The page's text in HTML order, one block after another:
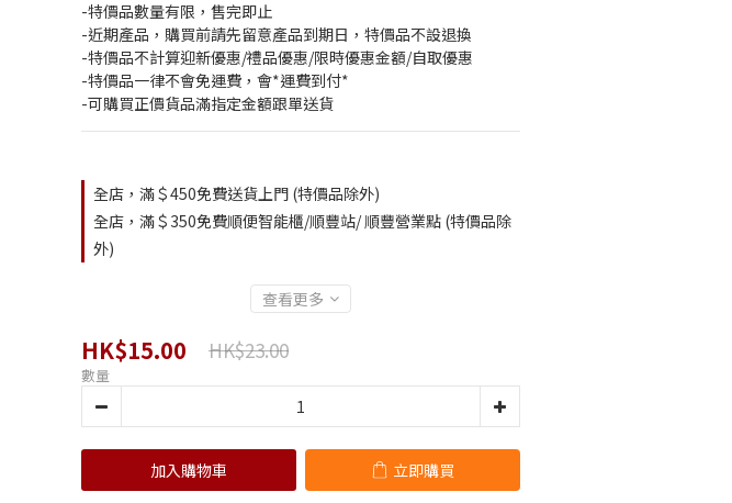
-特價品數量有限，售完即止
-近期產品，購買前請先留意產品到期日，特價品不設退換
-特價品不計算迎新優惠/禮品優惠/限時優惠金額/自取優惠
-特價品一律不會免運費，會*運費到付*
-可購買正價貨品滿指定金額跟單送貨
全店，滿＄450免費送貨上門 (特價品除外)
全店，滿＄350免費順便智能櫃/順豐站/ 順豐營業點 (特價品除
外)
查看更多
HK$15.00 HK$23.00
數量
加入購物車 立即購買